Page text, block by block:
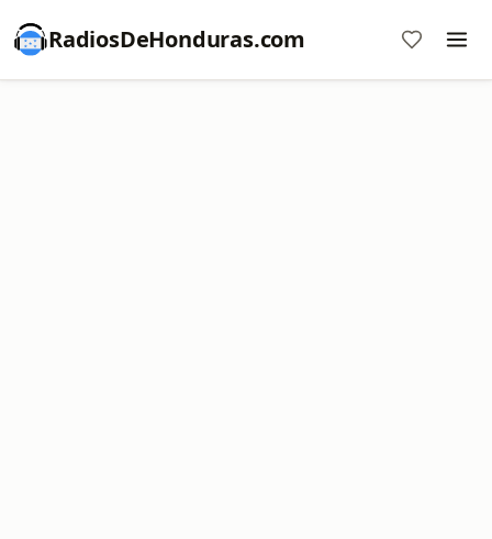
RadiosDeHonduras.com